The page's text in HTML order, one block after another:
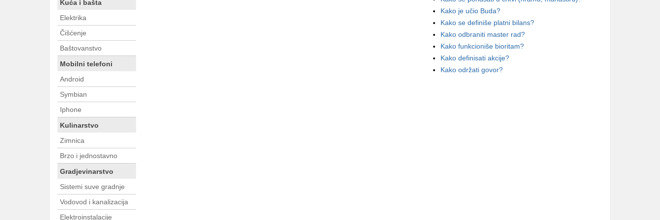
Kuća i bašta
Elektrika
Čišćenje
Baštovanstvo
Mobilni telefoni
Android
Symbian
Iphone
Kulinarstvo
Zimnica
Brzo i jednostavno
Gradjevinarstvo
Sistemi suve gradnje
Vodovod i kanalizacija
Elektroinstalacije
Kako je učio Buda?
Kako se definiše platni bilans?
Kako odbraniti master rad?
Kako funkcioniše bioritam?
Kako definisati akcije?
Kako održati govor?